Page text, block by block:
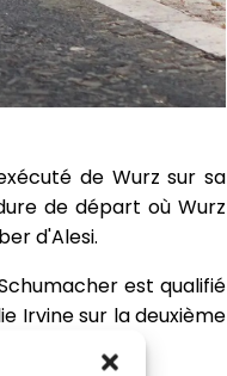
de Wurz sur sa
de départ où Wurz
d'Alesi.
est qualifié
Irvine sur la deuxième